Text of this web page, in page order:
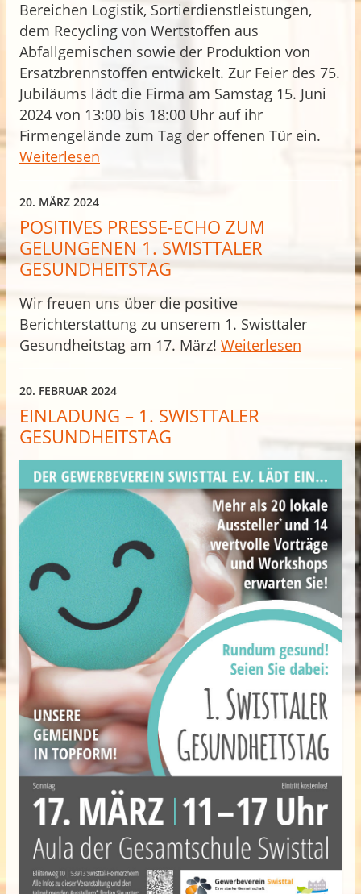
Bereichen Logistik, Sortierdienstleistungen,
dem Recycling von Wertstoffen aus
Abfallgemischen sowie der Produktion von
Ersatzbrennstoffen entwickelt. Zur Feier des 75.
Jubiläums lädt die Firma am Samstag 15. Juni
2024 von 13:00 bis 18:00 Uhr auf ihr
Firmengelände zum Tag der offenen Tür ein.
Weiterlesen
20. MÄRZ 2024
POSITIVES PRESSE-ECHO ZUM
GELUNGENEN 1. SWISTTALER
GESUNDHEITSTAG
Wir freuen uns über die positive
Berichterstattung zu unserem 1. Swisttaler
Gesundheitstag am 17. März! Weiterlesen
20. FEBRUAR 2024
EINLADUNG – 1. SWISTTALER
GESUNDHEITSTAG